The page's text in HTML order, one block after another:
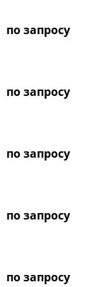
по запросу
по запросу
по запросу
по запросу
по запросу